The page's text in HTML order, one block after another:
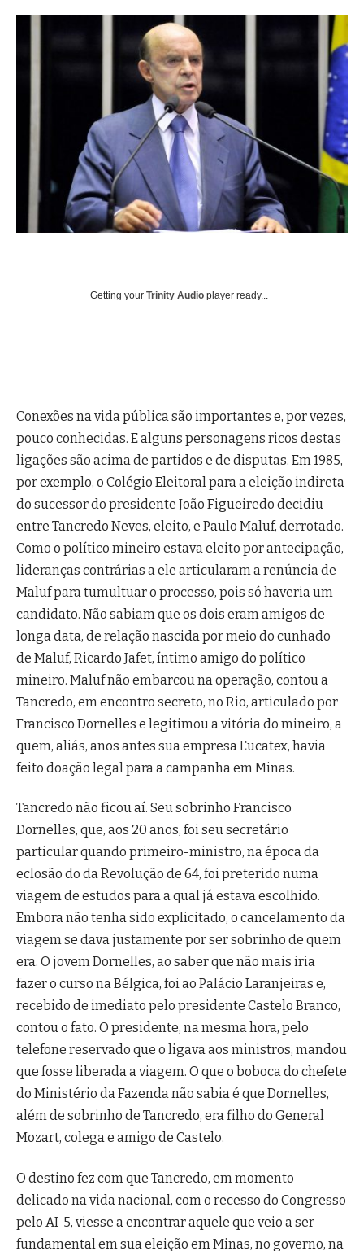
Getting your Trinity Audio player ready...
Conexões na vida pública são importantes e, por vezes,
pouco conhecidas. E alguns personagens ricos destas
ligações são acima de partidos e de disputas. Em 1985,
por exemplo, o Colégio Eleitoral para a eleição indireta
do sucessor do presidente João Figueiredo decidiu
entre Tancredo Neves, eleito, e Paulo Maluf, derrotado.
Como o político mineiro estava eleito por antecipação,
lideranças contrárias a ele articularam a renúncia de
Maluf para tumultuar o processo, pois só haveria um
candidato. Não sabiam que os dois eram amigos de
longa data, de relação nascida por meio do cunhado
de Maluf, Ricardo Jafet, íntimo amigo do político
mineiro. Maluf não embarcou na operação, contou a
Tancredo, em encontro secreto, no Rio, articulado por
Francisco Dornelles e legitimou a vitória do mineiro, a
quem, aliás, anos antes sua empresa Eucatex, havia
feito doação legal para a campanha em Minas.
Tancredo não ficou aí. Seu sobrinho Francisco
Dornelles, que, aos 20 anos, foi seu secretário
particular quando primeiro-ministro, na época da
eclosão do da Revolução de 64, foi preterido numa
viagem de estudos para a qual já estava escolhido.
Embora não tenha sido explicitado, o cancelamento da
viagem se dava justamente por ser sobrinho de quem
era. O jovem Dornelles, ao saber que não mais iria
fazer o curso na Bélgica, foi ao Palácio Laranjeiras e,
recebido de imediato pelo presidente Castelo Branco,
contou o fato. O presidente, na mesma hora, pelo
telefone reservado que o ligava aos ministros, mandou
que fosse liberada a viagem. O que o boboca do chefete
do Ministério da Fazenda não sabia é que Dornelles,
além de sobrinho de Tancredo, era filho do General
Mozart, colega e amigo de Castelo.
O destino fez com que Tancredo, em momento
delicado na vida nacional, com o recesso do Congresso
pelo AI-5, viesse a encontrar aquele que veio a ser
fundamental em sua eleição em Minas, no governo, na